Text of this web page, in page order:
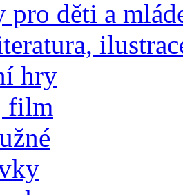
pro děti a
hry
film